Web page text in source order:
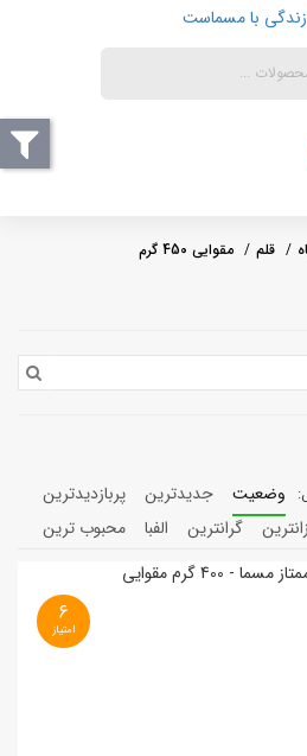
قلم مقوایی 450 گرم
وضعیت جدیدترین
پربازدیدترین
گرانترین الفبا محبوب ترین
6